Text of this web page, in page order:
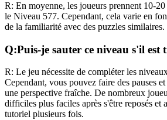
R: En moyenne, les joueurs prennent 10-
le Niveau 577. Cependant, cela varie en
de la familiarité avec des puzzles similaires.
Q:Puis-je sauter ce niveau s'il est
R: Le jeu nécessite de compléter les
Cependant, vous pouvez faire des pauses
une perspective fraîche. De nombreux
difficiles plus faciles après s'être reposés et
tutoriel plusieurs fois.